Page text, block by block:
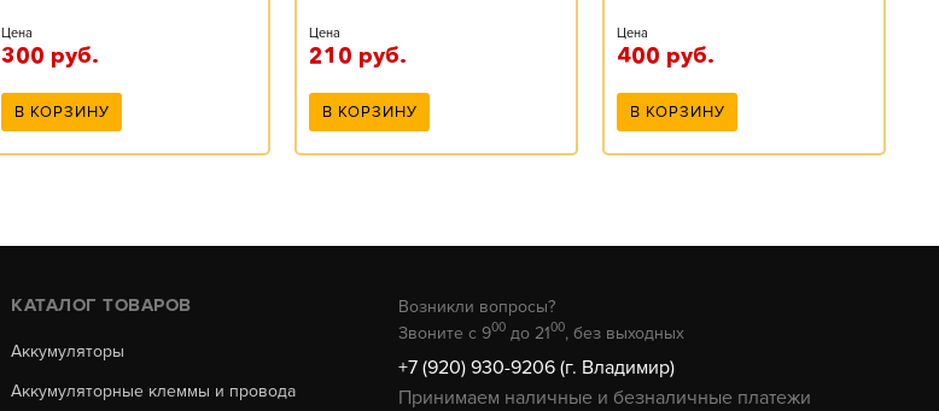
Цена
300 руб.
В КОРЗИНУ
Цена
210 руб.
В КОРЗИНУ
Цена
400 руб.
В КОРЗИНУ
КАТАЛОГ ТОВАРОВ
Аккумуляторы
Аккумуляторные клеммы и провода
Возникли вопросы?
Звоните с 900 до 2100, без выходных
+7 (920) 930-9206 (г. Владимир)
Принимаем наличные и безналичные платежи